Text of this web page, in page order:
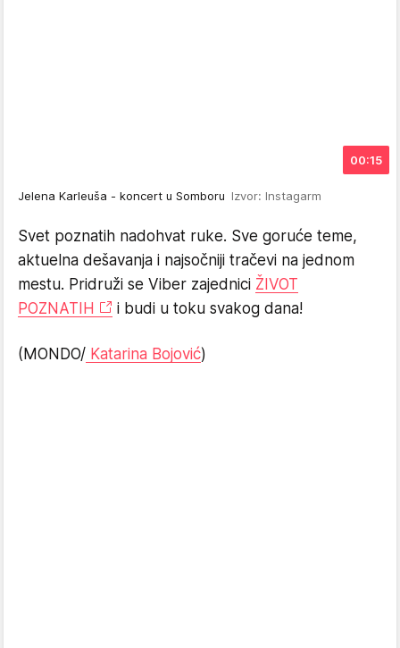
00:15
Jelena Karleuša - koncert u Somboru Izvor: Instagarm
Svet poznatih nadohvat ruke. Sve goruće teme,
aktuelna dešavanja i najsočniji tračevi na jednom
mestu. Pridruži se Viber zajednici ŽIVOT
POZNATIH
i budi u toku svakog dana!
(MONDO/ Katarina Bojović)